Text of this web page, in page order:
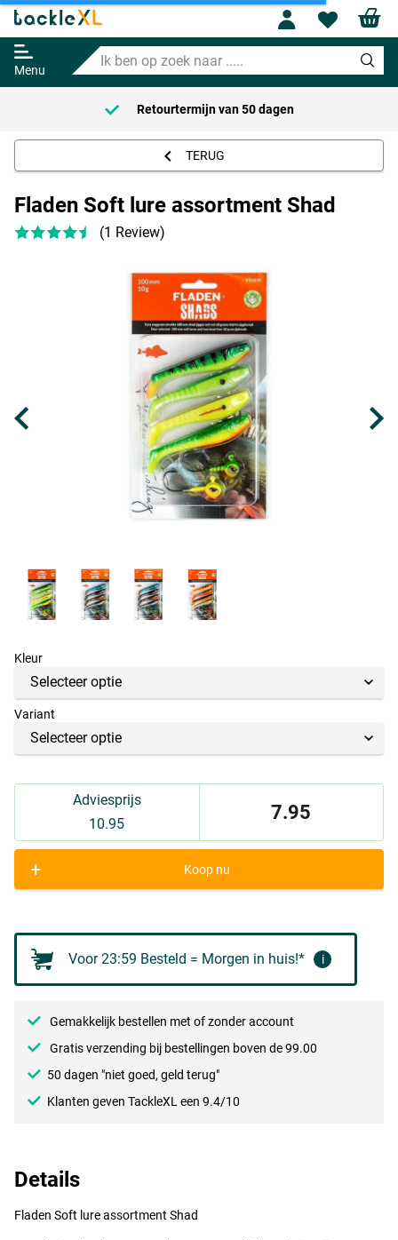
Menu
Ik
ben
op
zoek
naar
Profile
Fladen Soft lure assortment Shad
Adviesprijs
10.95
7.95
Retourtermijn van 50 dagen
TERUG
Fladen Soft lure assortment Shad
(1 Review)
Kleur
Variant
Adviesprijs
10.95
7.95
+ Koop nu
Voor 23:59 Besteld = Morgen in huis!* i
Gemakkelijk bestellen met of zonder account
Gratis verzending bij bestellingen boven de 99.00
50 dagen "niet goed, geld terug"
Klanten geven TackleXL een 9.4/10
Details
Fladen Soft lure assortment Shad